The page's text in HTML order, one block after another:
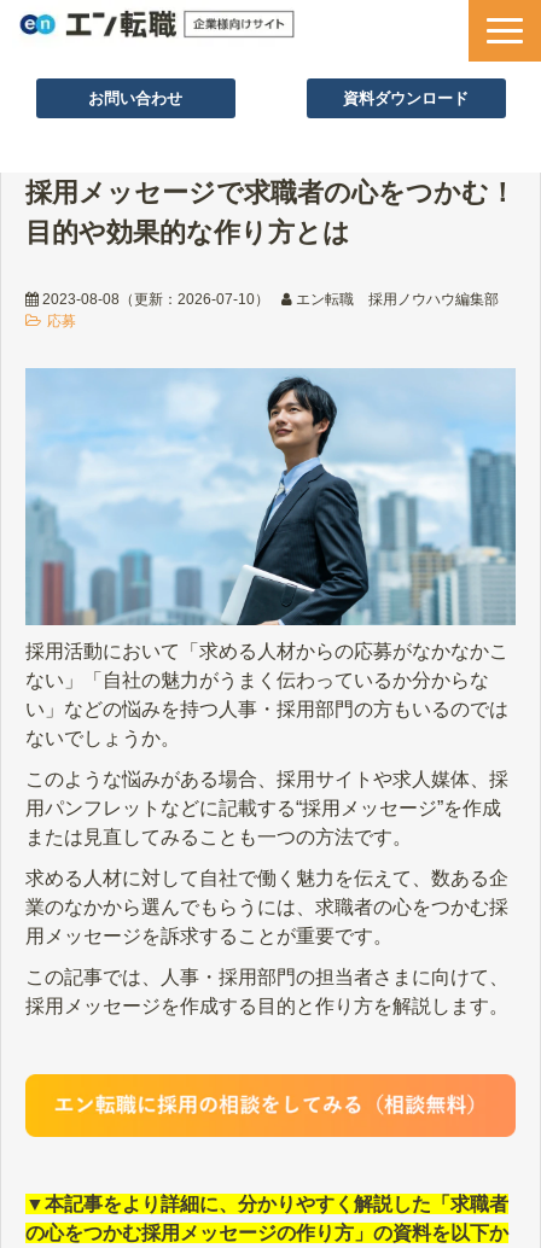
お問い合わせ 資料ダウンロード
採用ノウハウ
採用事例
セミナー情報
採用メッセージで求職者の心をつかむ！
目的や効果的な作り方とは
2023-08-08 （更新： 2026-07-10）
エン転職 採用ノウハウ編集部
応募
採用活動において「求める人材からの応募がなかなかこ
ない」「自社の魅力がうまく伝わっているか分からな
い」などの悩みを持つ人事・採用部門の方もいるのでは
ないでしょうか。
このような悩みがある場合、採用サイトや求人媒体、採
用パンフレットなどに記載する“採用メッセージ”を作成
または見直してみることも一つの方法です。
求める人材に対して自社で働く魅力を伝えて、数ある企
業のなかから選んでもらうには、求職者の心をつかむ採
用メッセージを訴求することが重要です。
この記事では、人事・採用部門の担当者さまに向けて、
採用メッセージを作成する目的と作り方を解説します。
▼本記事をより詳細に、分かりやすく解説した「求職者
の心をつかむ採用メッセージの作り方」の資料を以下か